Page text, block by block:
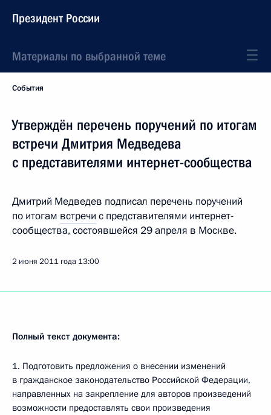
Президент России
Материалы по выбранной теме
События
Утверждён перечень поручений по итогам
встречи Дмитрия Медведева
с представителями интернет-сообщества
Дмитрий Медведев подписал перечень поручений
по итогам встречи с представителями интернет-
сообщества, состоявшейся 29 апреля в Москве.
2 июня 2011 года 13:00
Полный текст документа:
1. Подготовить предложения о внесении изменений
в гражданское законодательство Российской Федерации,
направленных на закрепление для авторов произведений
возможности предоставлять свои произведения